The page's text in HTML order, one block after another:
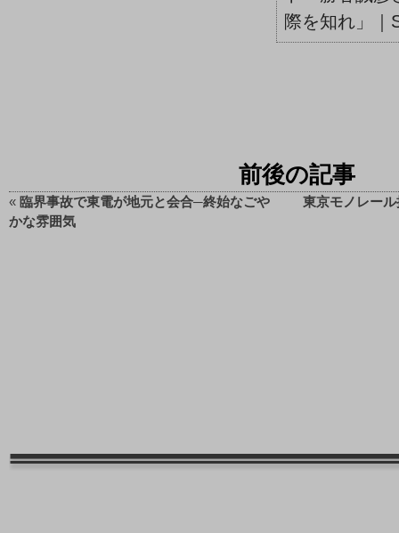
際を知れ」｜
前後の記事
« 臨界事故で東電が地元と会合─終始なごや
かな雰囲気
東京モノレー